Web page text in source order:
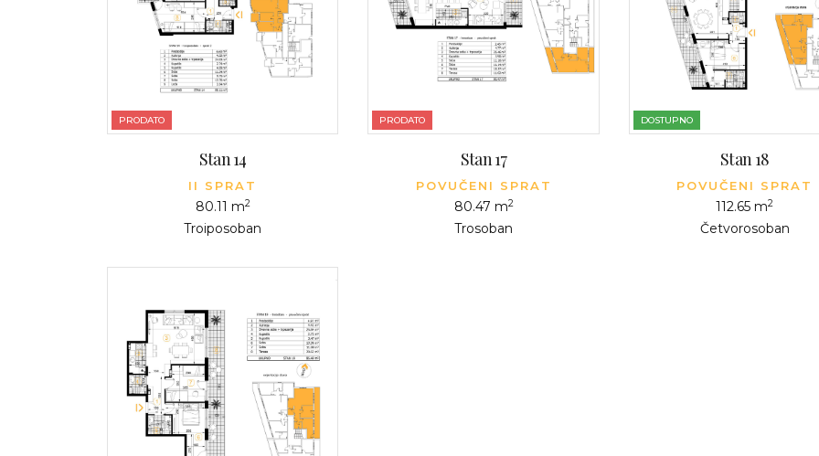
PRODATO
Stan 14
II SPRAT
80.11 m2
Troiposoban
PRODATO
Stan 17
POVUČENI SPRAT
80.47 m2
Trosoban
DOSTUPNO
Stan 18
POVUČENI SPRAT
112.65 m2
Četvorosoban